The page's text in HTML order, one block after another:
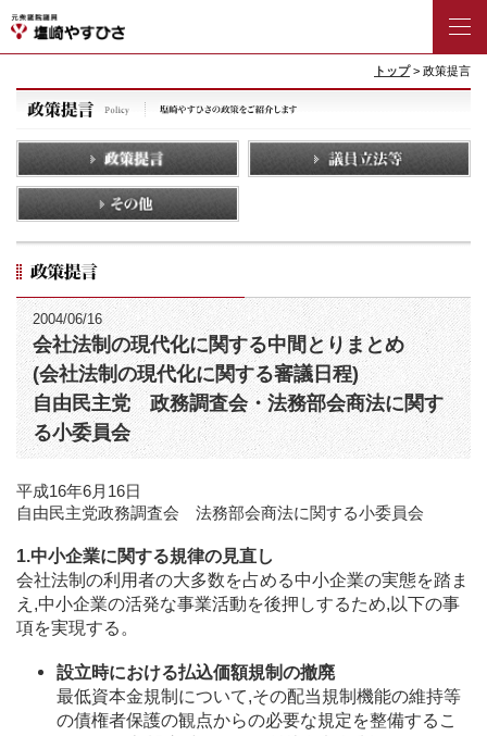
トップ> 政策提言
2004/06/16
会社法制の現代化に関する中間とりまとめ
(会社法制の現代化に関する審議日程)
自由民主党 政務調査会・法務部会商法に関す
る小委員会
平成16年6月16日
自由民主党政務調査会 法務部会商法に関する小委員会
1.中小企業に関する規律の見直し
会社法制の利用者の大多数を占める中小企業の実態を踏ま
え,中小企業の活発な事業活動を後押しするため,以下の事
項を実現する。
設立時における払込価額規制の撤廃
最低資本金規制について,その配当規制機能の維持等
の債権者保護の観点からの必要な規定を整備するこ